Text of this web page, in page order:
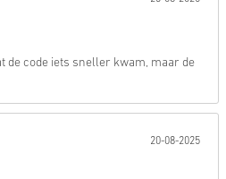
de code iets sneller kwam, maar de
20-08-2025